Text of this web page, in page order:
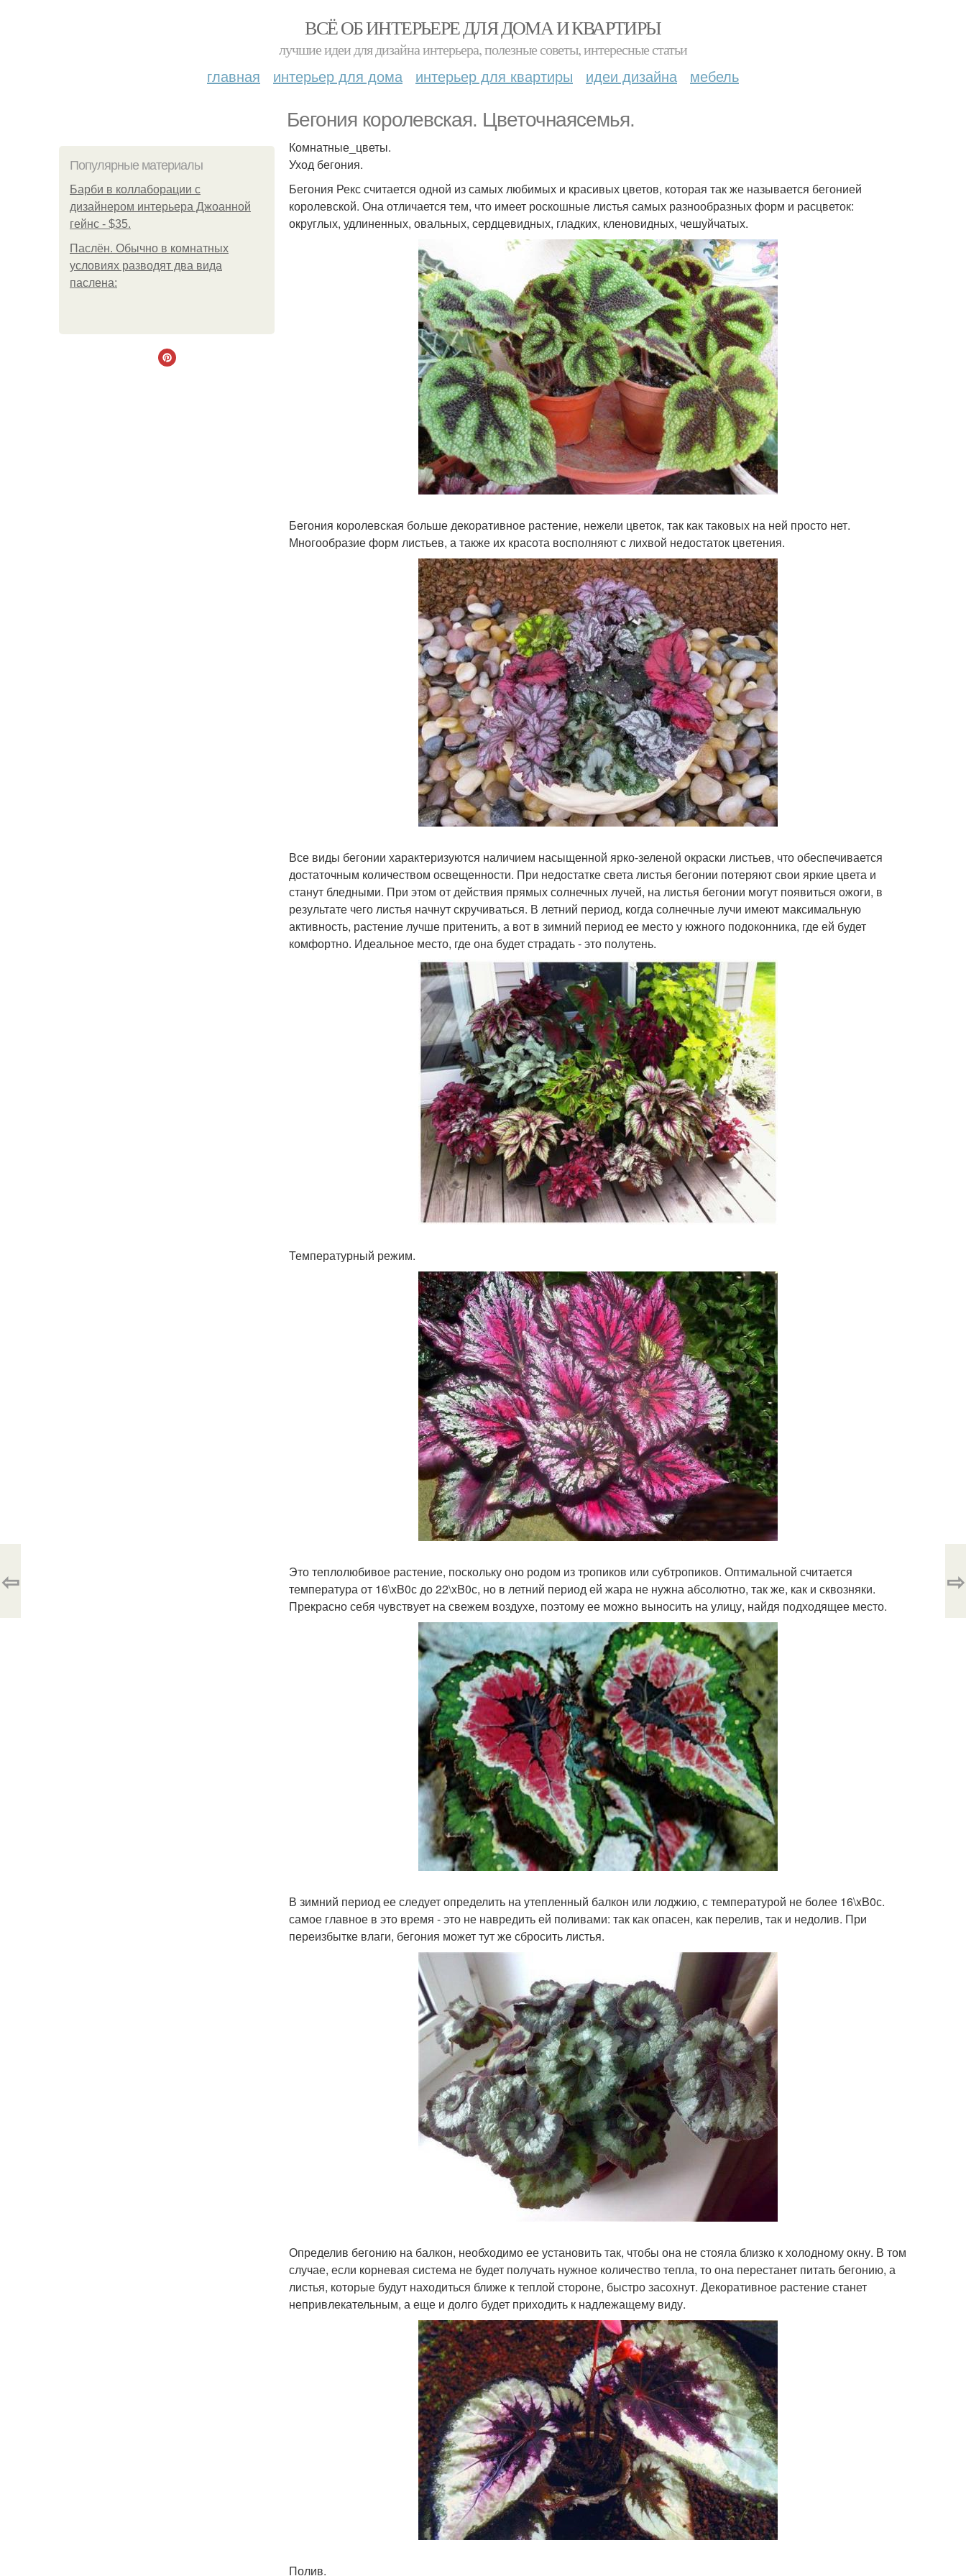
ВСЁ ОБ ИНТЕРЬЕРЕ ДЛЯ ДОМА И КВАРТИРЫ
лучшие идеи для дизайна интерьера, полезные советы, интересные статьи
главная интерьер для дома интерьер для квартиры идеи дизайна мебель
Бегония королевская. Цветочнаясемья.
Популярные материалы
Барби в коллаборации с
дизайнером интерьера Джоанной
гейнс - $35.
Паслён. Обычно в комнатных
условиях разводят два вида
паслена:
Комнатные_цветы.
Уход бегония.
Бегония Рекс считается одной из самых любимых и красивых цветов, которая так же называется бегонией
королевской. Она отличается тем, что имеет роскошные листья самых разнообразных форм и расцветок:
округлых, удлиненных, овальных, сердцевидных, гладких, кленовидных, чешуйчатых.
Бегония королевская больше декоративное растение, нежели цветок, так как таковых на ней просто нет.
Многообразие форм листьев, а также их красота восполняют с лихвой недостаток цветения.
Все виды бегонии характеризуются наличием насыщенной ярко-зеленой окраски листьев, что обеспечивается
достаточным количеством освещенности. При недостатке света листья бегонии потеряют свои яркие цвета и
станут бледными. При этом от действия прямых солнечных лучей, на листья бегонии могут появиться ожоги, в
результате чего листья начнут скручиваться. В летний период, когда солнечные лучи имеют максимальную
активность, растение лучше притенить, а вот в зимний период ее место у южного подоконника, где ей будет
комфортно. Идеальное место, где она будет страдать - это полутень.
Температурный режим.
Это теплолюбивое растение, поскольку оно родом из тропиков или субтропиков. Оптимальной считается
температура от 16\xB0с до 22\xB0с, но в летний период ей жара не нужна абсолютно, так же, как и сквозняки.
Прекрасно себя чувствует на свежем воздухе, поэтому ее можно выносить на улицу, найдя подходящее место.
В зимний период ее следует определить на утепленный балкон или лоджию, с температурой не более 16\xB0с.
самое главное в это время - это не навредить ей поливами: так как опасен, как перелив, так и недолив. При
переизбытке влаги, бегония может тут же сбросить листья.
Определив бегонию на балкон, необходимо ее установить так, чтобы она не стояла близко к холодному окну. В том
случае, если корневая система не будет получать нужное количество тепла, то она перестанет питать бегонию, а
листья, которые будут находиться ближе к теплой стороне, быстро засохнут. Декоративное растение станет
непривлекательным, а еще и долго будет приходить к надлежащему виду.
Полив.
⇦ ⇨